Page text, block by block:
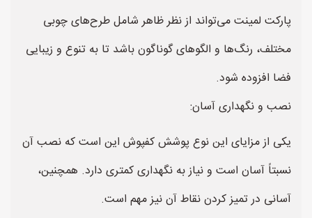
پارکت لمینت می‌تواند از نظر ظاهر شامل طرح‌های چوبی
مختلف، رنگ‌ها و الگوهای گوناگون باشد تا به تنوع و زیبایی
فضا افزوده شود.
نصب و نگهداری آسان:
یکی از مزایای این نوع پوشش کفپوش این است که نصب آن
نسبتاً آسان است و نیاز به نگهداری کمتری دارد. همچنین،
آسانی در تمیز کردن نقاط آن نیز مهم است.